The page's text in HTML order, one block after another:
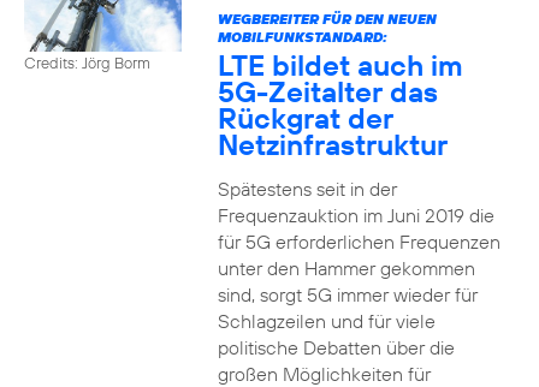
Credits: Jörg Borm
WEGBEREITER FÜR DEN NEUEN
MOBILFUNKSTANDARD:
LTE bildet auch im
5G-Zeitalter das
Rückgrat der
Netzinfrastruktur
Spätestens seit in der
Frequenzauktion im Juni 2019 die
für 5G erforderlichen Frequenzen
unter den Hammer gekommen
sind, sorgt 5G immer wieder für
Schlagzeilen und für viele
politische Debatten über die
großen Möglichkeiten für